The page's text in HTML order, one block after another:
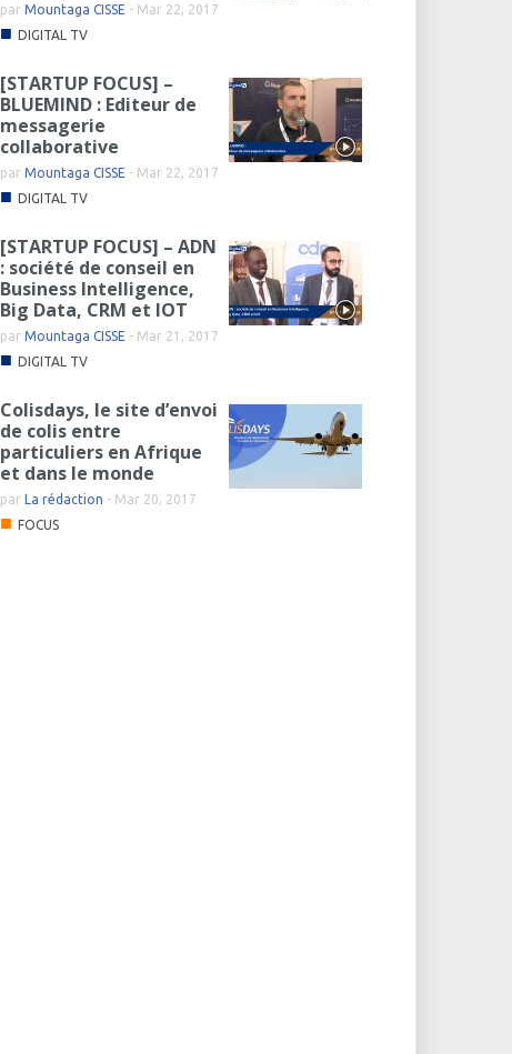
parMountaga CISSE - Mar 22, 2017
■ DIGITAL TV
[STARTUP FOCUS] –
BLUEMIND : Editeur de
messagerie
collaborative
parMountaga CISSE - Mar 22, 2017
■ DIGITAL TV
[STARTUP FOCUS] – ADN
: société de conseil en
Business Intelligence,
Big Data, CRM et IOT
parMountaga CISSE - Mar 21, 2017
■ DIGITAL TV
Colisdays, le site d’envoi
de colis entre
particuliers en Afrique
et dans le monde
parLa rédaction - Mar 20, 2017
■ FOCUS